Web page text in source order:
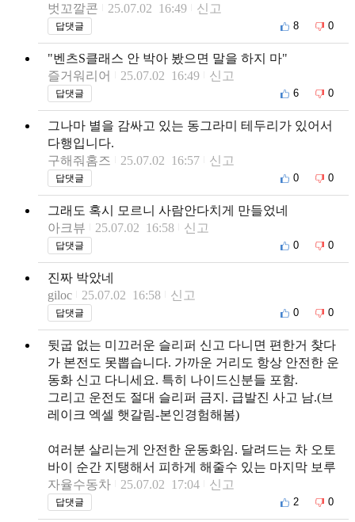
벗꼬깔콘
25.07.02 16:49 신고
답댓글 8 0
"벤츠S클래스 안 박아 봤으면 말을 하지 마"
즐거워리어
25.07.02 16:49 신고
답댓글 6 0
그나마 별을 감싸고 있는 동그라미 테두리가 있어서
다행입니다.
구해줘홈즈
25.07.02 16:57 신고
답댓글 0 0
그래도 혹시 모르니 사람안다치게 만들었네
아크뷰
25.07.02 16:58 신고
답댓글 0 0
진짜 박았네
giloc
25.07.02 16:58 신고
답댓글 0 0
뒷굽 없는 미끄러운 슬리퍼 신고 다니면 편한거 찾다
가 본전도 못뽑습니다. 가까운 거리도 항상 안전한 운
동화 신고 다니세요. 특히 나이드신분들 포함.
그리고 운전도 절대 슬리퍼 금지. 급발진 사고 남.(브
레이크 엑셀 햇갈림-본인경험해봄)
여러분 살리는게 안전한 운동화임. 달려드는 차 오토
바이 순간 지탱해서 피하게 해줄수 있는 마지막 보루
자율수동차
25.07.02 17:04 신고
답댓글 2 0